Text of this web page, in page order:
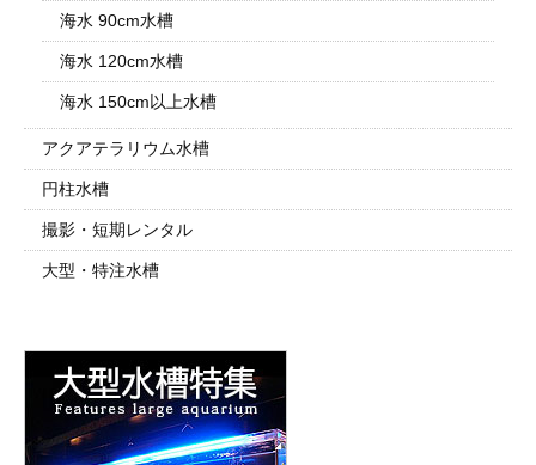
海水 90cm水槽
海水 120cm水槽
海水 150cm以上水槽
アクアテラリウム水槽
円柱水槽
撮影・短期レンタル
大型・特注水槽